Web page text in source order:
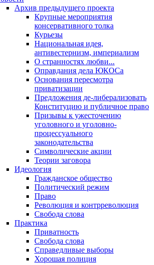
Архив предыдущего проекта
Крупные мероприятия
консервативного толка
Курьезы
Национальная идея,
антивестернизм, империализм
О странностях любви...
Оправдания дела ЮКОСа
Основания пересмотра
приватизации
Предложения де-либерализовать
Конституцию и публичное право
Призывы к ужесточению
уголовного и уголовно-
процессуального
законодательства
Символические акции
Теории заговора
Идеология
Гражданское общество
Политический режим
Право
Революция и контрреволюция
Свобода слова
Практика
Приватность
Свобода слова
Справедливые выборы
Хорошая полиция